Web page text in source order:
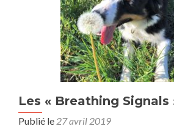
Les « Breathing Signals
Publié le 27 avril 2019